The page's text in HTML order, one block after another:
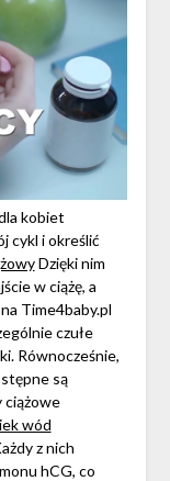
kobiet
cykl i określić
Dzięki nim
w ciążę, a
Time4baby.pl
czułe
Równocześnie,
są
wód
z nich
hCG, co